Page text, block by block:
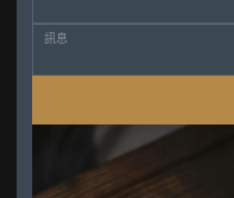
訊息